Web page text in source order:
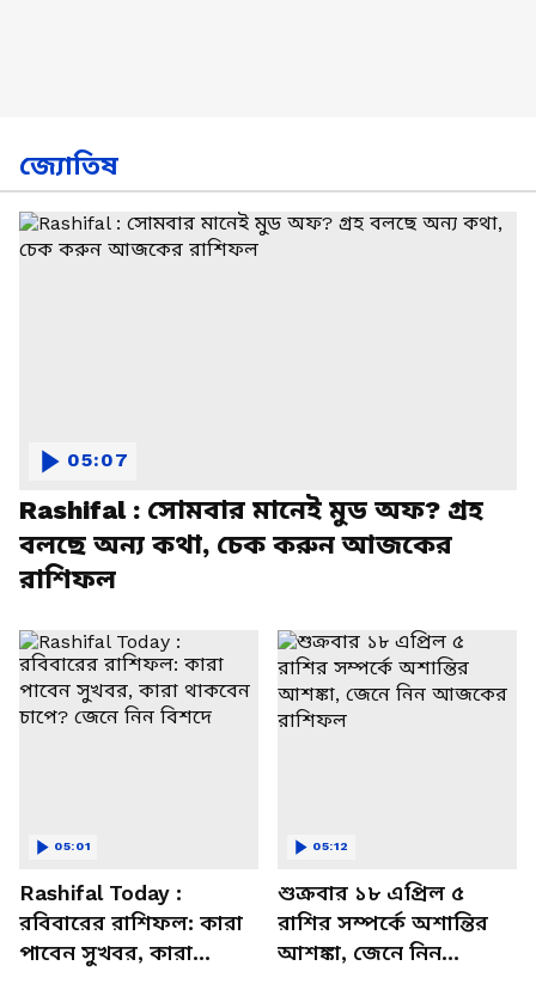
জ্যোতিষ
Rashifal : সোমবার মানেই মুড অফ? গ্রহ
বলছে অন্য কথা, চেক করুন আজকের
রাশিফল
05:07
Rashifal Today :
রবিবারের রাশিফল: কারা
পাবেন সুখবর, কারা
05:01
শুক্রবার ১৮ এপ্রিল ৫
রাশির সম্পর্কে অশান্তির
আশঙ্কা, জেনে নিন
05:12